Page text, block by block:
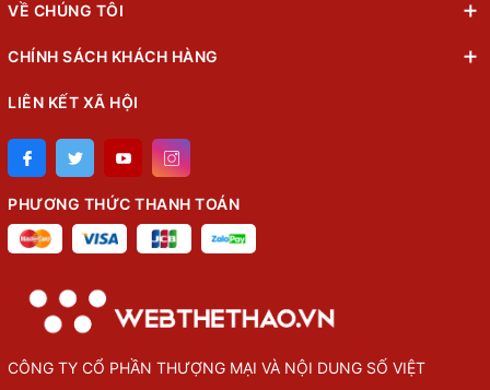
VỀ CHÚNG TÔI
CHÍNH SÁCH KHÁCH HÀNG
LIÊN KẾT XÃ HỘI
PHƯƠNG THỨC THANH TOÁN
CÔNG TY CỔ PHẦN THƯỢNG MẠI VÀ NỘI DUNG SỐ VIỆT